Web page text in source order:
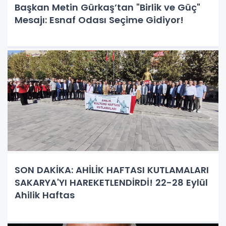
Başkan Metin Gürkaş’tan "Birlik ve Güç"
Mesajı: Esnaf Odası Seçime Gidiyor!
SON DAKİKA: AHİLİK HAFTASI KUTLAMALARI
SAKARYA'YI HAREKETLENDİRDİ! 22-28 Eylül
Ahilik Haftas